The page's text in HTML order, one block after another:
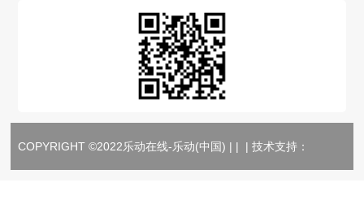
COPYRIGHT ©2022乐动在线-乐动(中国) | | | 技术支持：